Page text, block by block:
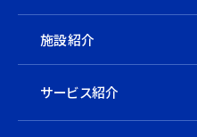
施設紹介
サービス紹介